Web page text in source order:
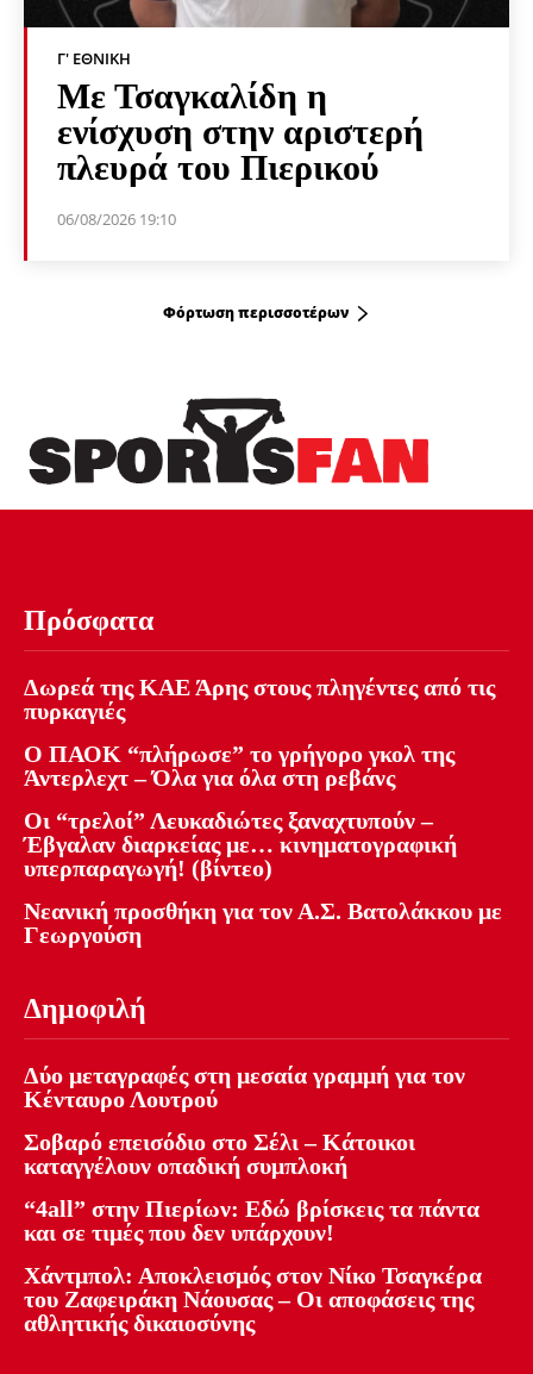
Γ' ΕΘΝΙΚΉ
Με Τσαγκαλίδη η
ενίσχυση στην αριστερή
πλευρά του Πιερικού
06/08/2026 19:10
Φόρτωση περισσοτέρων
Πρόσφατα
Δωρεά της ΚΑΕ Άρης στους πληγέντες από τις
πυρκαγιές
Ο ΠΑΟΚ “πλήρωσε” το γρήγορο γκολ της
Άντερλεχτ – Όλα για όλα στη ρεβάνς
Οι “τρελοί” Λευκαδιώτες ξαναχτυπούν –
Έβγαλαν διαρκείας με… κινηματογραφική
υπερπαραγωγή! (βίντεο)
Νεανική προσθήκη για τον Α.Σ. Βατολάκκου με
Γεωργούση
Δημοφιλή
Δύο μεταγραφές στη μεσαία γραμμή για τον
Κένταυρο Λουτρού
Σοβαρό επεισόδιο στο Σέλι – Κάτοικοι
καταγγέλουν οπαδική συμπλοκή
“4all” στην Πιερίων: Εδώ βρίσκεις τα πάντα
και σε τιμές που δεν υπάρχουν!
Χάντμπολ: Αποκλεισμός στον Νίκο Τσαγκέρα
του Ζαφειράκη Νάουσας – Οι αποφάσεις της
αθλητικής δικαιοσύνης